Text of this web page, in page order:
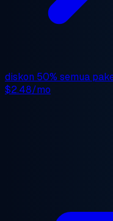
diskon 50% semua
$2.48/mo